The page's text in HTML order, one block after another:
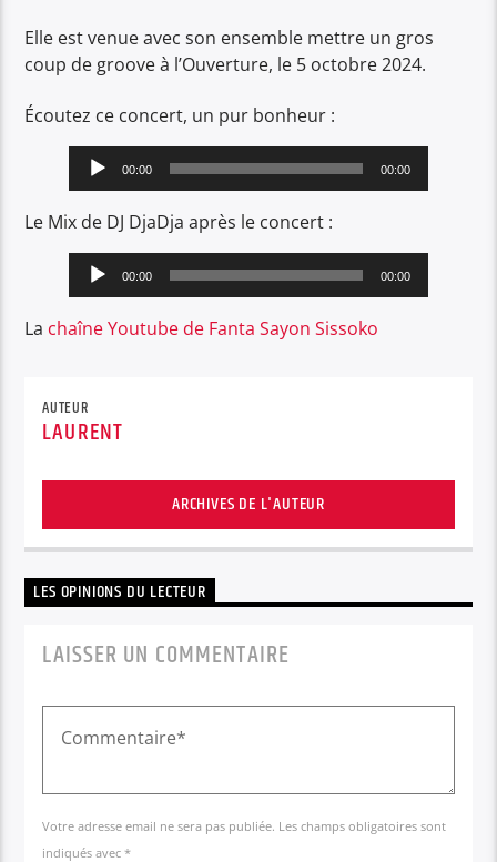
Elle est venue avec son ensemble mettre un gros
coup de groove à l’Ouverture, le 5 octobre 2024.
Écoutez ce concert, un pur bonheur :
Lecteur
audio
00:00 00:00
Le Mix de DJ DjaDja après le concert :
Lecteur
audio
00:00 00:00
La chaîne Youtube de Fanta Sayon Sissoko
AUTEUR
LAURENT
ARCHIVES DE L'AUTEUR
LES OPINIONS DU LECTEUR
LAISSER UN COMMENTAIRE
Votre adresse email ne sera pas publiée. Les champs obligatoires sont
indiqués avec *